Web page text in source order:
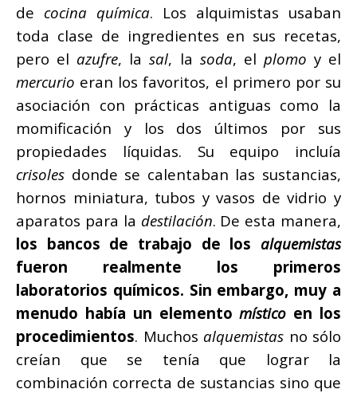
de cocina química. Los alquimistas usaban
toda clase de ingredientes en sus recetas,
pero el azufre, lasal, la soda, el plomo y el
mercurio eran los favoritos, el primero por su
asociación con prácticas antiguas como la
momificación y los dos últimos por sus
propiedades líquidas. Su equipo incluía
crisoles donde se calentaban las sustancias,
hornos miniatura, tubos y vasos de vidrio y
aparatos para la destilación. De esta manera,
los bancos de trabajo de los alquemistas
fueron realmente los primeros
laboratorios químicos. Sin embargo, muy a
menudo había un elementomístico en los
procedimientos. Muchos alquemistas no sólo
creían que se tenía que lograr la
combinación correcta de sustancias sino que